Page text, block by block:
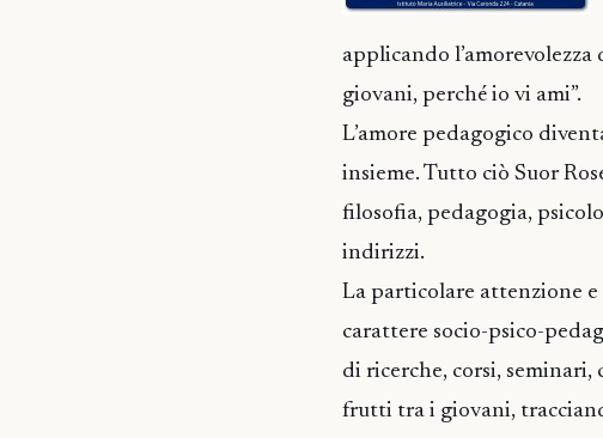
applicando l’amorevolezza
giovani, perché io vi ami”.
L’amore pedagogico
insieme. Tutto ciò Suor
filosofia, pedagogia,
indirizzi.
La particolare attenzione
carattere socio-psico-
di ricerche, corsi,
frutti tra i giovani,